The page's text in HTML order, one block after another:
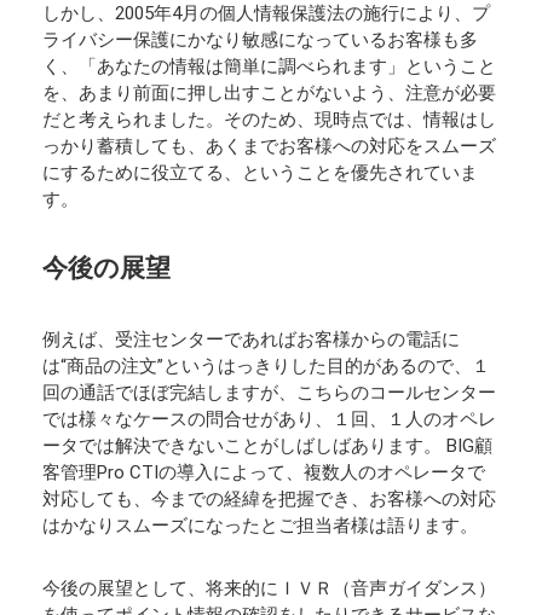
しかし、2005年4月の個人情報保護法の施行により、プ
ライバシー保護にかなり敏感になっているお客様も多
く、「あなたの情報は簡単に調べられます」ということ
を、あまり前面に押し出すことがないよう、注意が必要
だと考えられました。そのため、現時点では、情報はし
っかり蓄積しても、あくまでお客様への対応をスムーズ
にするために役立てる、ということを優先されていま
す。
今後の展望
例えば、受注センターであればお客様からの電話に
は“商品の注文”というはっきりした目的があるので、１
回の通話でほぼ完結しますが、こちらのコールセンター
では様々なケースの問合せがあり、１回、１人のオペレ
ータでは解決できないことがしばしばあります。 BIG顧
客管理Pro CTIの導入によって、複数人のオペレータで
対応しても、今までの経緯を把握でき、お客様への対応
はかなりスムーズになったとご担当者様は語ります。
今後の展望として、将来的にＩＶＲ（音声ガイダンス）